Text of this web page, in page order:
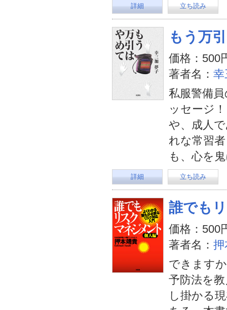
詳細 立ち読み
もう万
価格：500
著者名： 幸
私服警備
ッセージ
や、成人
れな常習
も、心を
詳細 立ち読み
誰でも
価格：500
著者名： 押
できます
予防法を
し掛かる